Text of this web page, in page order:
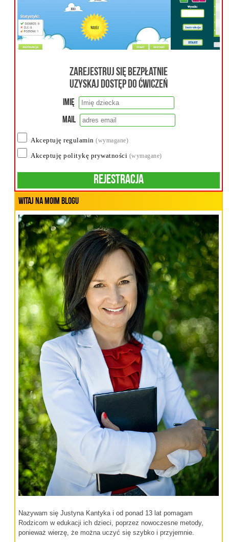
Zarejestruj się bezpłatnie
uzyskaj dostęp do ćwiczeń
Imię
Mail
Akceptuję regulamin(wymagane)
Akceptuję politykę prywatności (wymagane)
Rejestracja
Witaj na moim blogu
Nazywam się Justyna Kantyka i od ponad 13 lat pomagam
Rodzicom w edukacji ich dzieci, poprzez nowoczesne metody,
ponieważ wierzę, że można uczyć się szybko i przyjemnie.